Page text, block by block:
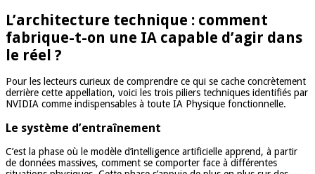
L’architecture technique : comment
fabrique-t-on une IA capable d’agir dans
le réel ?
Pour les lecteurs curieux de comprendre ce qui se cache concrètement
derrière cette appellation, voici les trois piliers techniques identifiés par
NVIDIA comme indispensables à toute IA Physique fonctionnelle.
Le système d’entraînement
C’est la phase où le modèle d’intelligence artificielle apprend, à partir
de données massives, comment se comporter face à différentes